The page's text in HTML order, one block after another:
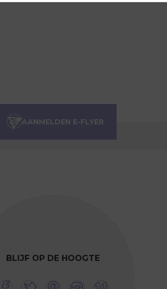
BLIJF OP DE HOOGTE